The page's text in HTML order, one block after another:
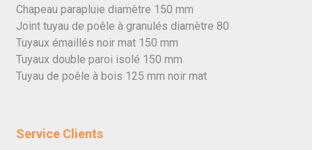
Chapeau parapluie diamètre 150 mm
Joint tuyau de poêle à granulés diamètre 80
Tuyaux émaillés noir mat 150 mm
Tuyaux double paroi isolé 150 mm
Tuyau de poêle à bois 125 mm noir mat
Service Clients